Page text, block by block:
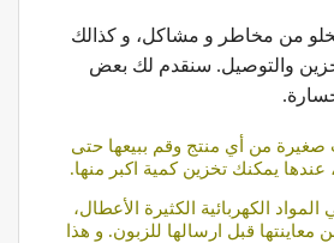
من مخاطر و مشاكل، و كذالك
والتوصيل. سنقدم لك بعض
صغيرة من أي منتج وقم ببيعها حتى
عندها يمكنك تخزين كمية اكبر منها.
الكهربائية الكثيرة الأعطال،
معاينتها قبل ارسالها للزبون. و هذا